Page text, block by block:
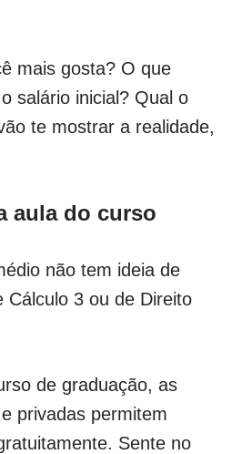
mais gosta? O que
salário inicial? Qual o
te mostrar a realidade,
aula do curso
não tem ideia de
Cálculo 3 ou de Direito
de graduação, as
privadas permitem
Sente no